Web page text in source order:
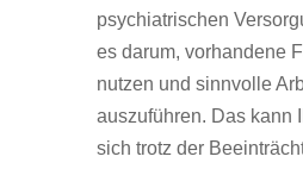
psychiatrischen
es darum, vorhandene
nutzen und sinnvolle
auszuführen. Das kann
sich trotz der